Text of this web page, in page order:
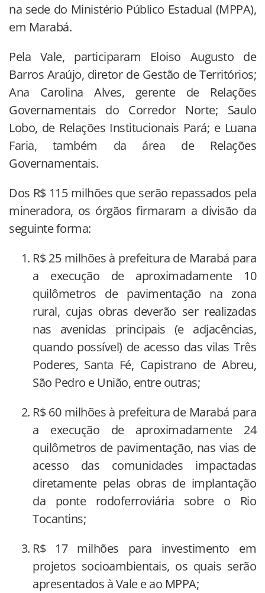
na sede do Ministério Público Estadual (MPPA),
em Marabá.
Pela Vale, participaram Eloiso Augusto de
Barros Araújo, diretor de Gestão de Territórios;
Ana Carolina Alves, gerente de Relações
Governamentais do Corredor Norte; Saulo
Lobo, de Relações Institucionais Pará; e Luana
Faria, também da área de Relações
Governamentais.
Dos R$ 115 milhões que serão repassados pela
mineradora, os órgãos firmaram a divisão da
seguinte forma:
R$ 25 milhões à prefeitura de Marabá para
a execução de aproximadamente 10
quilômetros de pavimentação na zona
rural, cujas obras deverão ser realizadas
nas avenidas principais (e adjacências,
quando possível) de acesso das vilas Três
Poderes, Santa Fé, Capistrano de Abreu,
São Pedro e União, entre outras;
R$ 60 milhões à prefeitura de Marabá para
a execução de aproximadamente 24
quilômetros de pavimentação, nas vias de
acesso das comunidades impactadas
diretamente pelas obras de implantação
da ponte rodoferroviária sobre o Rio
Tocantins;
R$ 17 milhões para investimento em
projetos socioambientais, os quais serão
apresentados à Vale e ao MPPA;